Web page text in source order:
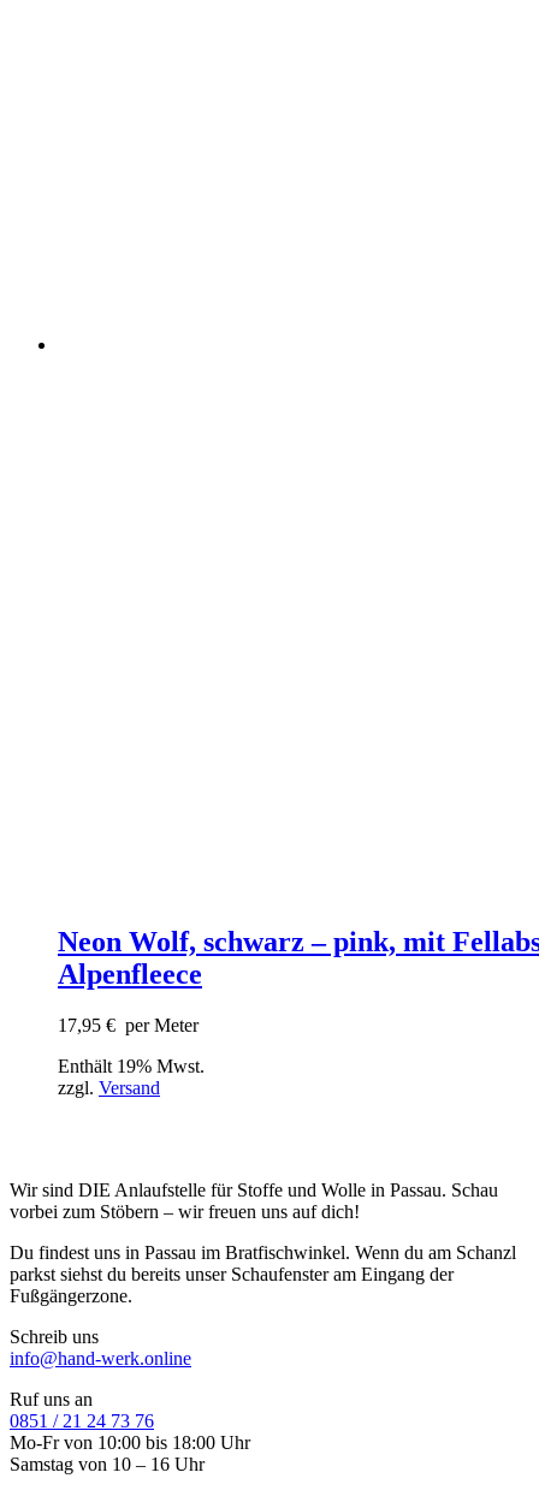
Neon Wolf, schwarz – pink, mit
Alpenfleece
17,95 € per Meter
Enthält 19% Mwst.
zzgl. Versand
Wir sind DIE Anlaufstelle für Stoffe und Wolle in Passau. Schau
vorbei zum Stöbern – wir freuen uns auf dich!
Du findest uns in Passau im Bratfischwinkel. Wenn du am Schanzl
parkst siehst du bereits unser Schaufenster am Eingang der
Fußgängerzone.
Schreib uns
info@hand-werk.online
Ruf uns an
0851 / 21 24 73 76
Mo-Fr von 10:00 bis 18:00 Uhr
Samstag von 10 – 16 Uhr